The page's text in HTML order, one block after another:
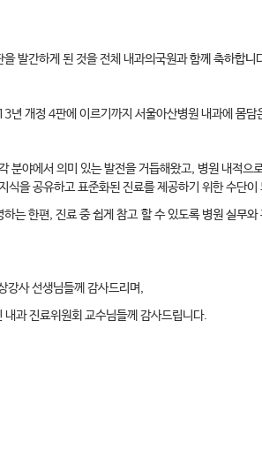
발간하게 된 것을 전체 내과의국원과 함께 축하합니
개정 4판에 이르기까지 서울아산병원 내과에 몸
야에서 의미 있는 발전을 거듭해왔고, 병원 내적
을 공유하고 표준화된 진료를 제공하기 위한 수단이
는 한편, 진료 중 쉽게 참고할 수 있도록 병원 실무
강사 선생님들께 감사드리며,
과 진료위원회 교수님들께 감사드립니다.